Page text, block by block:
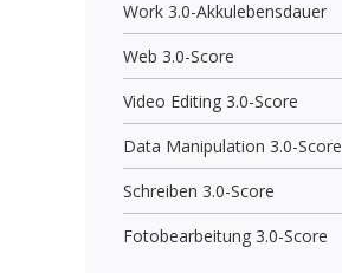
Work 3.0-Akkulebensdauer
Web 3.0-Score
Video Editing 3.0-Score
Data Manipulation 3.0-Score
Schreiben 3.0-Score
Fotobearbeitung 3.0-Score